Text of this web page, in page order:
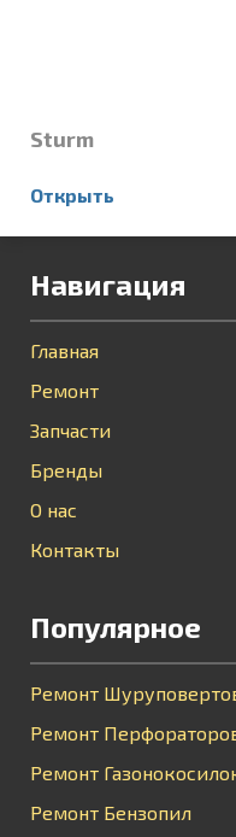
Sturm
Открыть
Навигация
Главная
Ремонт
Запчасти
Бренды
О нас
Контакты
Популярное
Ремонт
Ремонт
Ремонт
Ремонт Бензопил